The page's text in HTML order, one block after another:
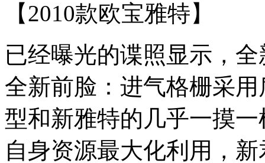
【2010款欧宝雅特】
已经曝光的谍照显示，
全新前脸：进气格栅采
型和新雅特的几乎一摸
自身资源最大化利用，